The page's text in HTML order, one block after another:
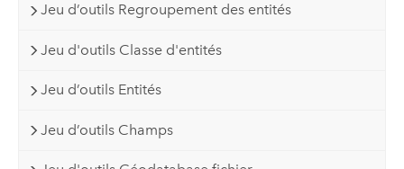
Jeu d’outils Regroupement des entités
Jeu d'outils Classe d'entités
Jeu d’outils Entités
Jeu d’outils Champs